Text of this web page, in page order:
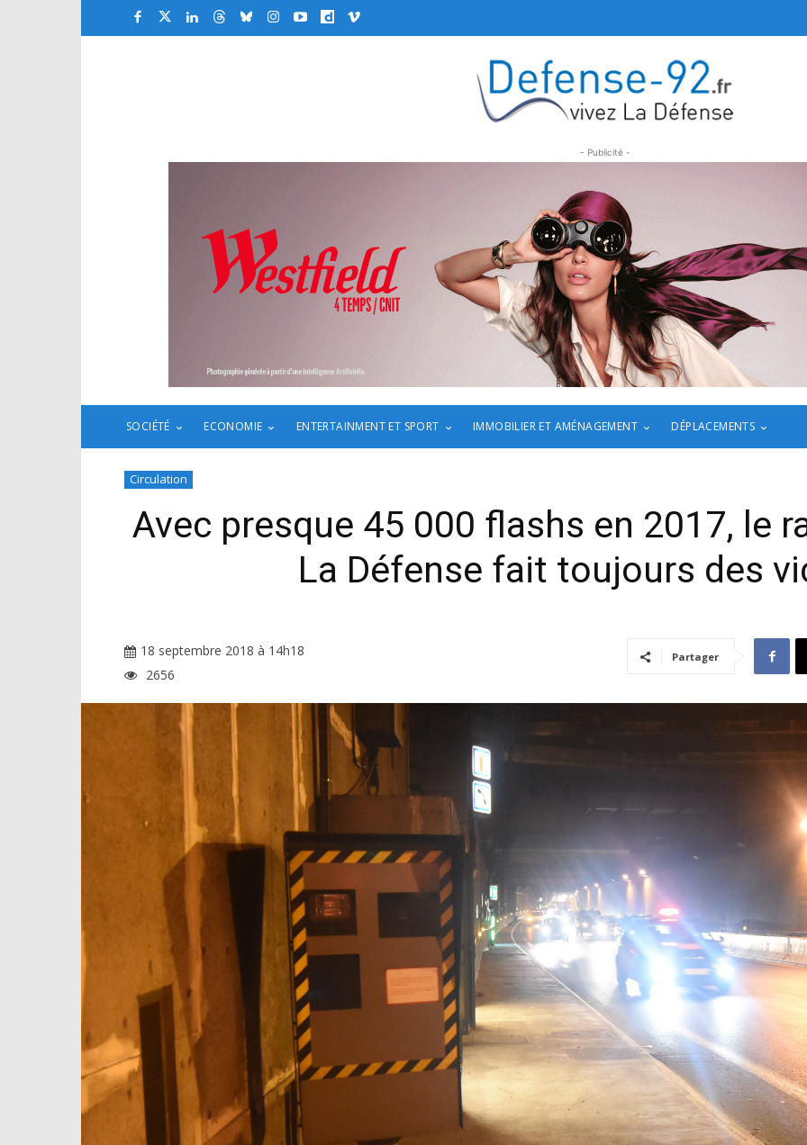
- Publicité -
SOCIÉTÉ ECONOMIE ENTERTAINMENT ET SPORT IMMOBILIER ET AMÉNAGEMENT DÉPLACEMENTS
Circulation
Avec presque 45 000 flashs en 2017, le
La Défense fait toujours des
18 septembre 2018 à 14h18
2656
Partager